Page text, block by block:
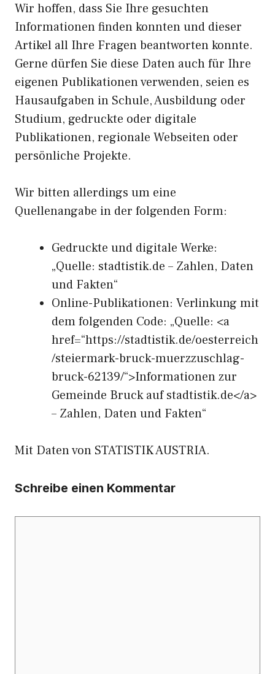
Wir hoffen, dass Sie Ihre gesuchten
Informationen finden konnten und dieser
Artikel all Ihre Fragen beantworten konnte.
Gerne dürfen Sie diese Daten auch für Ihre
eigenen Publikationen verwenden, seien es
Hausaufgaben in Schule, Ausbildung oder
Studium, gedruckte oder digitale
Publikationen, regionale Webseiten oder
persönliche Projekte.
Wir bitten allerdings um eine
Quellenangabe in der folgenden Form:
Gedruckte und digitale Werke:
„Quelle: stadtistik.de – Zahlen, Daten
und Fakten“
Online-Publikationen: Verlinkung mit
dem folgenden Code: „Quelle: <a
href=“https://stadtistik.de/oesterreich
/steiermark-bruck-muerzzuschlag-
bruck-62139/“>Informationen zur
Gemeinde Bruck auf stadtistik.de</a>
– Zahlen, Daten und Fakten“
Mit Daten von STATISTIK AUSTRIA.
Schreibe einen Kommentar